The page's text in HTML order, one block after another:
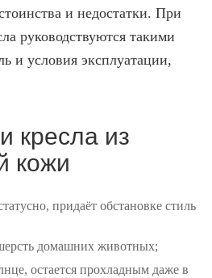
и недостатки. При
руководствуются такими
и условия эксплуатации,
кресла из
кожи
придаёт обстановке стиль
домашних животных;
остается прохладным даже в